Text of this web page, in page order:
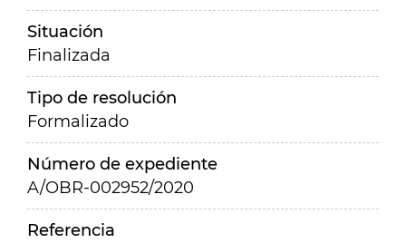
Situación
Finalizada
Tipo de resolución
Formalizado
Número de expediente
A/OBR-002952/2020
Referencia